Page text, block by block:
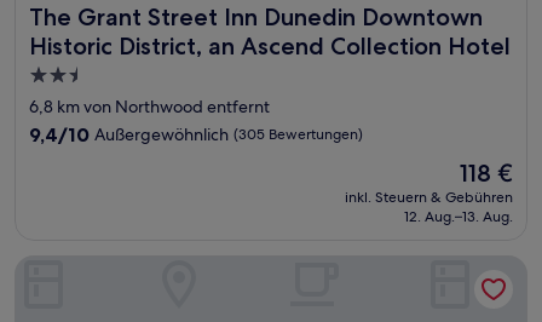
The Grant Street Inn Dunedin Downtown
Historic District, an Ascend Collection Hotel
The Grant Street Inn Dunedin Downtown Historic
2.5-
Sterne-
Unterkunft
6,8 km von Northwood entfernt
9.4
9,4/10 Außergewöhnlich (305 Bewertungen)
Der
Preis
beträgt
118 €
inkl. Steuern & Gebühren
12. Aug.–13. Aug.